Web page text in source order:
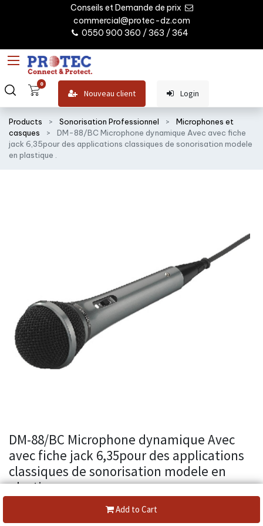
Conseils et Demande de prix
commercial@protec-dz.com
0550 900 360 / 363 / 364
0
Nouveau client Login
Products Sonorisation Professionnel
Microphones et
casques
DM-88/BC Microphone dynamique Avec avec fiche
jack 6,35pour des applications classiques de sonorisation modele
en plastique .
Add to Cart
DM-88/BC Microphone dynamique Avec
avec fiche jack 6,35pour des applications
classiques de sonorisation modele en
plastique .
4007754004229